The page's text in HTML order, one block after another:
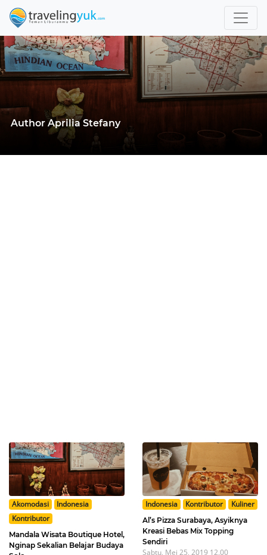
Author Aprilia Stefany
Akomodasi
Indonesia
Kontributor
Mandala Wisata Boutique Hotel,
Nginap Sekalian Belajar Budaya
Indonesia Kontributor Kuliner
Al’s Pizza Surabaya, Asyiknya
Kreasi Bebas Mix Topping
Sendiri
Sabtu, Mei 25, 2019 12.00